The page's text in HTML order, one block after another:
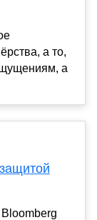
а то,
а